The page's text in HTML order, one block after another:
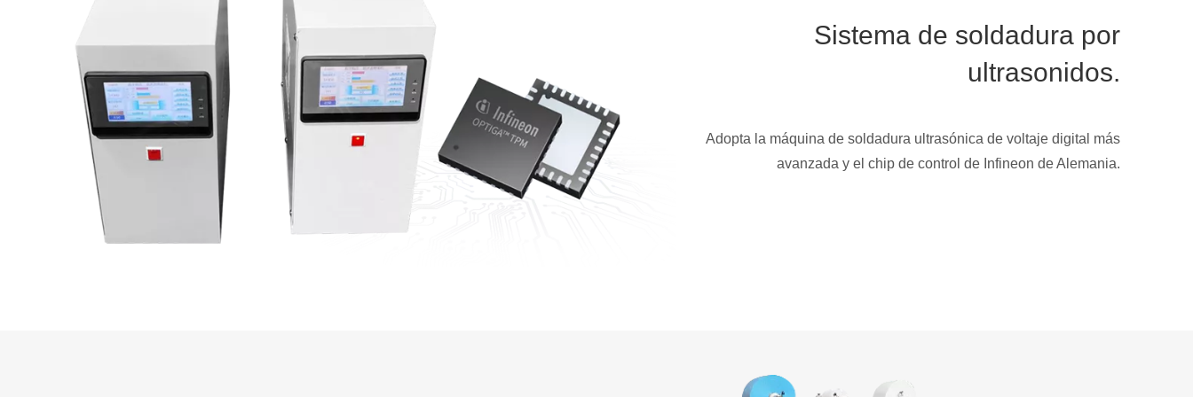
Sistema de soldadura por
ultrasonidos.
Adopta la máquina de soldadura ultrasónica de voltaje digital más
avanzada y el chip de control de Infineon de Alemania.